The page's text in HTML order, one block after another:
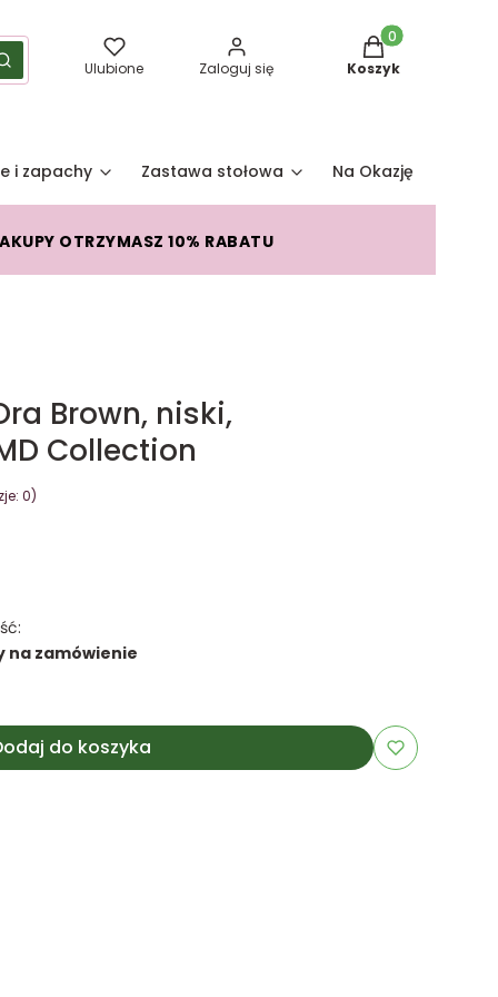
Szukaj Ulubione Zaloguj się
Produkty w
Koszyk
i zapachy Zastawa stołowa Na Okazję
OTRZYMASZ 10% RABATU
Brown, niski,
Collection
0)
na zamówienie
do koszyka